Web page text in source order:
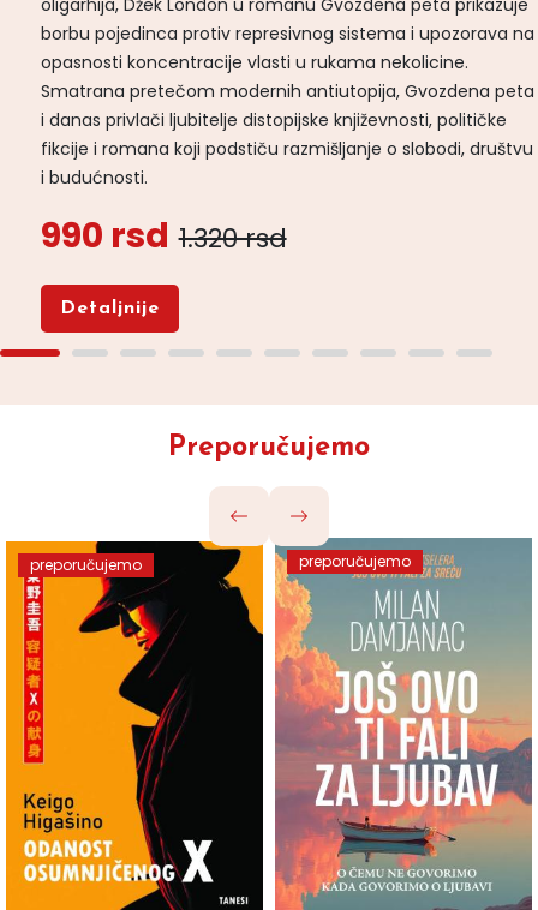
borbu pojedinca protiv represivnog sistema i upozorava na
opasnosti koncentracije vlasti u rukama nekolicine.
Smatrana pretečom modernih antiutopija, Gvozdena peta
i danas privlači ljubitelje distopijske književnosti, političke
fikcije i romana koji podstiču razmišljanje o slobodi, društvu
i budućnosti.
990 rsd 1.320 rsd
Detaljnije
Preporučujemo
preporučujemo preporučujemo